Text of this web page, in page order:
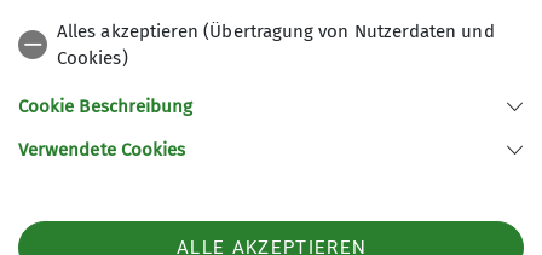
Winterräumen stehen uns viele
Hütten auch in der Zeit zwischen
Dezember und April zur Verfügung.
Unsere fachkundigen Tourenleiter
kennen sich mit der Einschätzung der
86368 Gersthofen
Telefon +4982165041609
Alles akzeptieren (Übertragung von Nutzerdaten und
Cookies)
Cookie Beschreibung
Verwendete Cookies
ALLE AKZEPTIEREN